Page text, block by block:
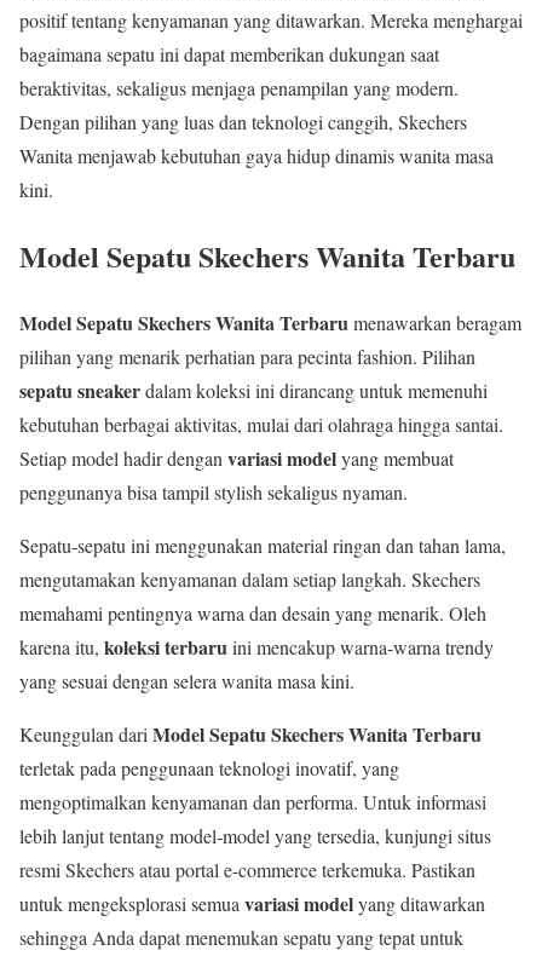
positif tentang kenyamanan yang ditawarkan. Mereka menghargai
bagaimana sepatu ini dapat memberikan dukungan saat
beraktivitas, sekaligus menjaga penampilan yang modern.
Dengan pilihan yang luas dan teknologi canggih, Skechers
Wanita menjawab kebutuhan gaya hidup dinamis wanita masa
kini.
Model Sepatu Skechers Wanita Terbaru
Model Sepatu Skechers Wanita Terbarumenawarkan beragam
pilihan yang menarik perhatian para pecinta fashion. Pilihan
sepatu sneakerdalam koleksi ini dirancang untuk memenuhi
kebutuhan berbagai aktivitas, mulai dari olahraga hingga santai.
Setiap model hadir dengan variasi modelyang membuat
penggunanya bisa tampil stylish sekaligus nyaman.
Sepatu-sepatu ini menggunakan material ringan dan tahan lama,
mengutamakan kenyamanan dalam setiap langkah. Skechers
memahami pentingnya warna dan desain yang menarik. Oleh
karena itu, koleksi terbaruini mencakup warna-warna trendy
yang sesuai dengan selera wanita masa kini.
Keunggulan dari Model Sepatu Skechers Wanita Terbaru
terletak pada penggunaan teknologi inovatif, yang
mengoptimalkan kenyamanan dan performa. Untuk informasi
lebih lanjut tentang model-model yang tersedia, kunjungi situs
resmi Skechers atau portal e-commerce terkemuka. Pastikan
untuk mengeksplorasi semua variasi modelyang ditawarkan
sehingga Anda dapat menemukan sepatu yang tepat untuk